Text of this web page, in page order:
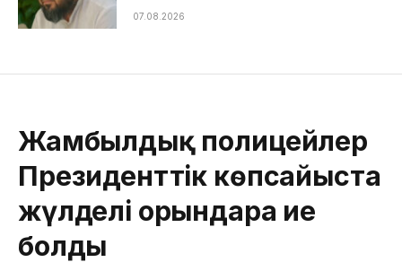
07.08.2026
Жамбылдық полицейлер
Президенттік көпсайыста
жүлделі орындарға ие
болды